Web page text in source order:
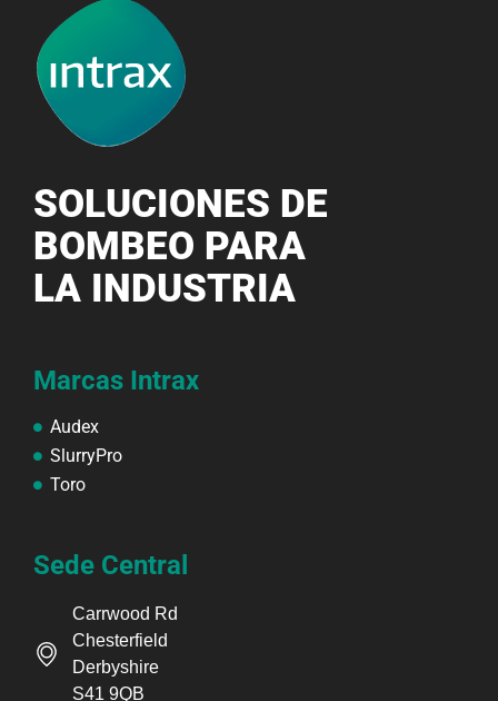
SOLUCIONES DE
BOMBEO PARA
LA INDUSTRIA
Marcas Intrax
Audex
SlurryPro
Toro
Sede Central
Carrwood Rd
Chesterfield
Derbyshire
S41 9QB